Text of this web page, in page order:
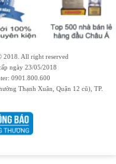
All right reserved
ngày 23/05/2018
0901.800.600
Thạnh Xuân, Quận 12 cũ), TP.